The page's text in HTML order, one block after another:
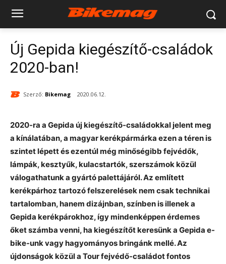
Új Gepida kiegészítő-családok
2020-ban!
Szerző: Bikemag 2020.06.12.
2020-ra a Gepida új kiegészítő-családokkal jelent meg
a kínálatában, a magyar kerékpármárka ezen a téren is
szintet lépett és ezentúl még minőségibb fejvédők,
lámpák, kesztyűk, kulacstartók, szerszámok közül
válogathatunk a gyártó palettájáról. Az említett
kerékpárhoz tartozó felszerelések nem csak technikai
tartalomban, hanem dizájnban, színben is illenek a
Gepida kerékpárokhoz, így mindenképpen érdemes
őket számba venni, ha kiegészítőt keresünk a Gepida e-
bike-unk vagy hagyományos bringánk mellé. Az
újdonságok közül a Tour fejvédő-családot fontos